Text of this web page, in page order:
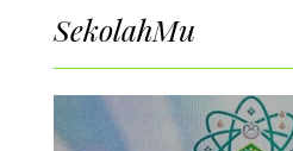
SekolahMu